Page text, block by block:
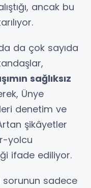
ancak bu
da çok sayıda
sağlıksız
Ünye
denetim ve
şikâyetler
yolcu
ifade ediliyor.
sorunun sadece